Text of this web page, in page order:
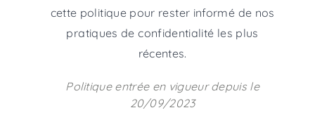
cette politique pour rester informé de nos
pratiques de confidentialité les plus
récentes.
Politique entrée en vigueur depuis le
20/09/2023